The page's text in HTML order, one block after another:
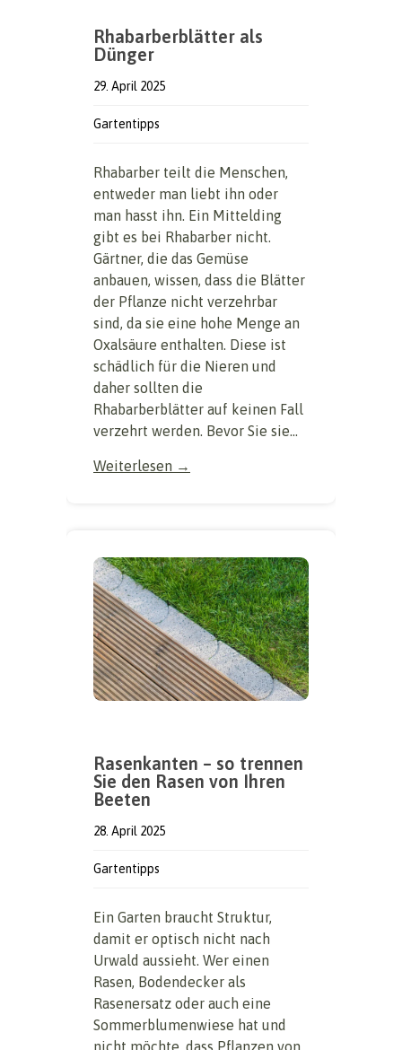
Rhabarberblätter als
Dünger
29. April 2025
Gartentipps
Rhabarber teilt die Menschen,
entweder man liebt ihn oder
man hasst ihn. Ein Mittelding
gibt es bei Rhabarber nicht.
Gärtner, die das Gemüse
anbauen, wissen, dass die Blätter
der Pflanze nicht verzehrbar
sind, da sie eine hohe Menge an
Oxalsäure enthalten. Diese ist
schädlich für die Nieren und
daher sollten die
Rhabarberblätter auf keinen Fall
verzehrt werden. Bevor Sie sie...
Weiterlesen →
Rasenkanten – so trennen
Sie den Rasen von Ihren
Beeten
28. April 2025
Gartentipps
Ein Garten braucht Struktur,
damit er optisch nicht nach
Urwald aussieht. Wer einen
Rasen, Bodendecker als
Rasenersatz oder auch eine
Sommerblumenwiese hat und
nicht möchte, dass Pflanzen von